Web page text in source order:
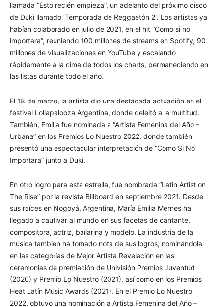
llamada “Esto recién empieza”, un adelanto del próximo disco
de Duki llamado ‘Temporada de Reggaetón 2′. Los artistas ya
habían colaborado en julio de 2021, en el hit “Como si no
importara”, reuniendo 100 millones de streams en Spotify, 90
millones de visualizaciones en YouTube y escalando
rápidamente a la cima de todos los charts, permaneciendo en
las listas durante todo el año.
El 18 de marzo, la artista dio una destacada actuación en el
festival Lollapalooza Argentina, donde deleitó a la multitud.
También, Emilia fue nominada a “Artista Femenina del Año –
Urbana” en los Premios Lo Nuestro 2022, donde también
presentó una espectacular interpretación de “Como Si No
Importara” junto a Duki.
En otro logro para esta estrella, fue nombrada “Latin Artist on
The Rise” por la revista Billboard en septiembre 2021. Desde
sus raíces en Nogoyá, Argentina, María Emilia Mernes ha
llegado a cautivar al mundo en sus facetas de cantante,
compositora, actriz, bailarina y modelo. La industria de la
música también ha tomado nota de sus logros, nominándola
en las categorías de Mejor Artista Revelación en las
ceremonias de premiación de Univisión Premios Juventud
(2020) y Premio Lo Nuestro (2021), así como en los Premios
Heat Latín Music Awards (2021). En el Premio Lo Nuestro
2022, obtuvo una nominación a Artista Femenina del Año –